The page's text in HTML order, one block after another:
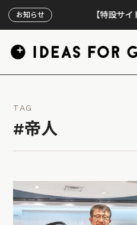
お知らせ 【特設サイトオ
TAG
#帝人